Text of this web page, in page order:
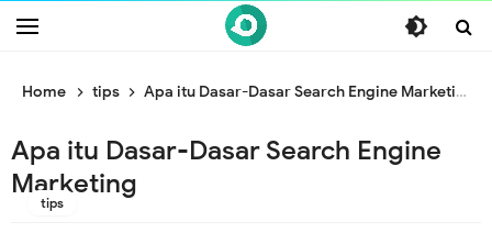
/* ganti br end */
Home tips Apa itu Dasar-Dasar Search Engine Marketing
Apa itu Dasar-Dasar Search Engine
Marketing
tips